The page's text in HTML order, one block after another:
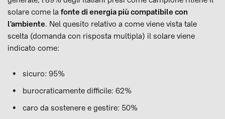
solare come la fonte di energia più compatibile con
l'ambiente. Nel quesito relativo a come viene vista tale
scelta (domanda con risposta multipla) il solare viene
indicato come:
sicuro: 95%
burocraticamente difficile: 62%
caro da sostenere e gestire: 50%